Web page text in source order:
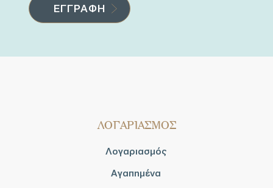
ΛΟΓΑΡΙΑΣΜΟΣ
Λογαριασμός
Αγαπημένα